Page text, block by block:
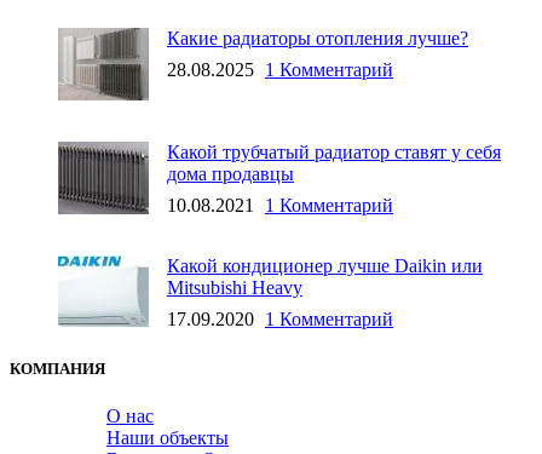
Какие радиаторы отопления лучше?
28.08.2025 1 Комментарий
Какой трубчатый радиатор ставят у себя
дома продавцы
10.08.2021
1 Комментарий
Какой кондиционер лучше Daikin или
Mitsubishi Heavy
17.09.2020 1 Комментарий
КОМПАНИЯ
О нас
Наши объекты